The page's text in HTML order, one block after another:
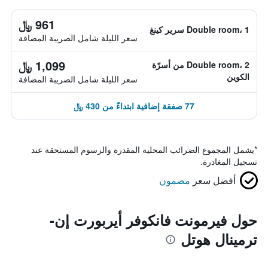
Double room، 1 سرير كينغ 961 ﷼
سعر الليلة شامل الصريبة المضافة
Double room، 2 من أسرّة
الكوين
1,099 ﷼
سعر الليلة شامل الصريبة المضافة
77 صفقة إضافية ابتداءً من 430 ﷼
*يشمل المجموع الضرائب المحلية المقدرة والرسوم المستحقة عند
تسجيل المغادرة.
أفضل سعر مضمون
حول فيرمونت فانكوفر أيربورت إن-
ترمينال هوتل